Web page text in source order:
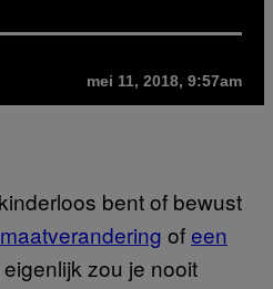
mei 11, 2018, 9:57am
bent of bewust
ofeen
eigenlijk zou je nooit